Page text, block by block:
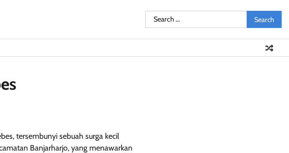
Opini
Search
for:
tersembunyi sebuah surga kecil
Banjarharjo, yang menawarkan